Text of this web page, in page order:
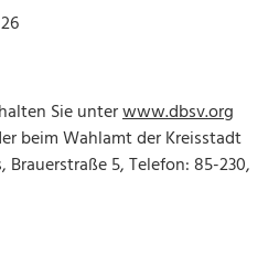
Sie unterwww.dbsv.org
beim Wahlamt der Kreisstadt
5, Telefon: 85-230,